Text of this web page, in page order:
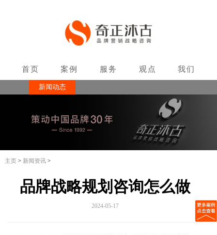
首页 案例 服务 观点 我们
联系新闻动态
主页 > 新闻资讯 >
品牌战略规划咨询怎么做
2024-05-17